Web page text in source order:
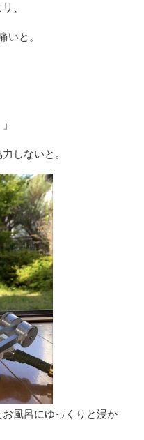
、
いと。
しないと。
風呂にゆっくりと浸か